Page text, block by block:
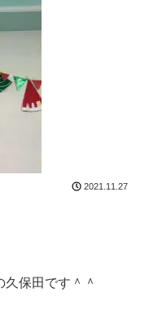
2021.11.27
保田です＾＾